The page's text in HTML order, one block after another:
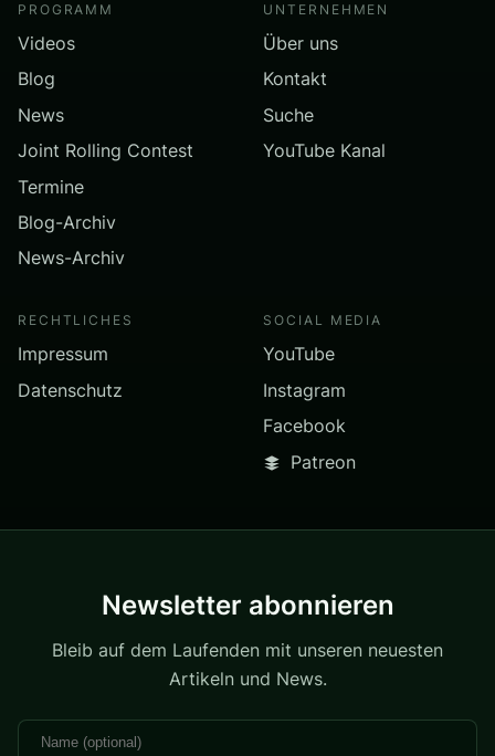
PROGRAMM
Videos
Blog
News
Joint Rolling Contest
Termine
Blog-Archiv
News-Archiv
UNTERNEHMEN
Über uns
Kontakt
Suche
YouTube Kanal
RECHTLICHES
Impressum
Datenschutz
SOCIAL MEDIA
YouTube
Instagram
Facebook
Patreon
Newsletter abonnieren
Bleib auf dem Laufenden mit unseren neuesten
Artikeln und News.